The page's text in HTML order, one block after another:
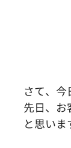
さて、
先日、お
と思いま